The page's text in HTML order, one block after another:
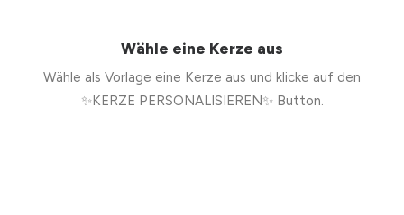
Wähle eine Kerze aus
Wähle als Vorlage eine Kerze aus und klicke auf den
✨KERZE PERSONALISIEREN✨ Button.